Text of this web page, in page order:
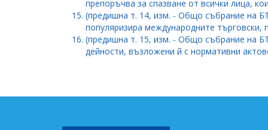
препоръчва за спазване от всички лица,
(предишна т. 14, изм. - Общо събрание на
популяризира международните търговски,
(предишна т. 15, изм. - Общо събрание на
дейности, възложени й с нормативни